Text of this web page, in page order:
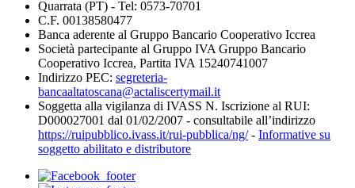
Quarrata (PT) - Tel: 0573-70701
C.F. 00138580477
Banca aderente al Gruppo Bancario Cooperativo Iccrea
Società partecipante al Gruppo IVA Gruppo Bancario
Cooperativo Iccrea, Partita IVA 15240741007
Indirizzo PEC: segreteria-
bancaaltatoscana@actaliscertymail.it
Soggetta alla vigilanza di IVASS N. Iscrizione al RUI:
D000027001 dal 01/02/2007 - consultabile all’indirizzo
https://ruipubblico.ivass.it/rui-pubblica/ng/- Informative su
soggetto abilitato e distributore